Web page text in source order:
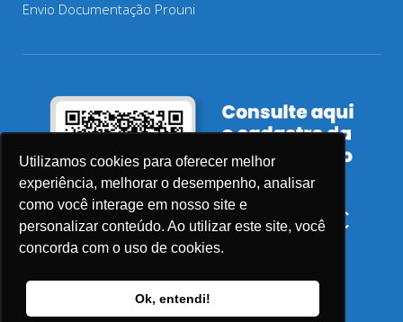
Utilizamos cookies para oferecer melhor
experiência, melhorar o desempenho, analisar
como você interage em nosso site e
personalizar conteúdo. Ao utilizar este site, você
concorda com o uso de cookies.
Ok, entendi!
Envio Documentação Prouni